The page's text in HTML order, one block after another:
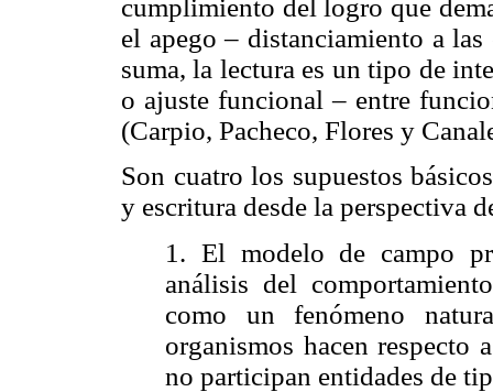
cumplimiento del logro que
el apego – distanciamiento a
suma, la lectura es un tipo de
o ajuste funcional – entre
(Carpio, Pacheco, Flores y
Son cuatro los supuestos
y escritura desde la perspectiva
1. El modelo de campo
análisis del
como un fenómeno
organismos hacen respecto
no participan entidades de